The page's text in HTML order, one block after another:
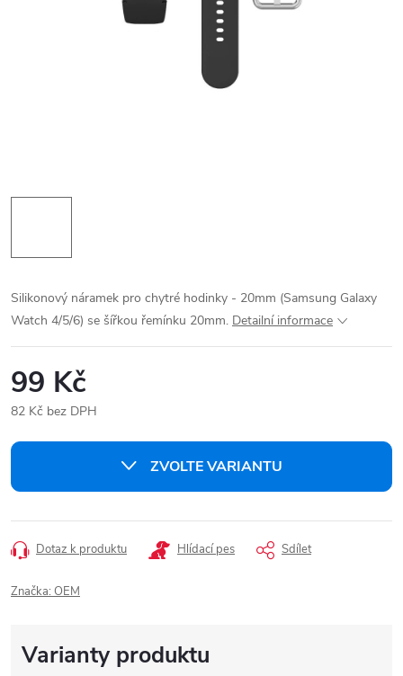
Silikonový náramek pro chytré hodinky - 20mm (Samsung Galaxy
Watch 4/5/6) se šířkou řemínku 20mm. Detailní informace
99 Kč
82 Kč bez DPH
cena:
ZVOLTE VARIANTU
Dotaz k produktu Hlídací pes Sdílet
Značka: OEM